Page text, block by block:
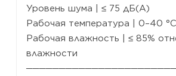
Уровень шума | ≤ 75 дБ(А)
Рабочая температура | 0–40 °C
Рабочая влажность | ≤ 85%
влажности